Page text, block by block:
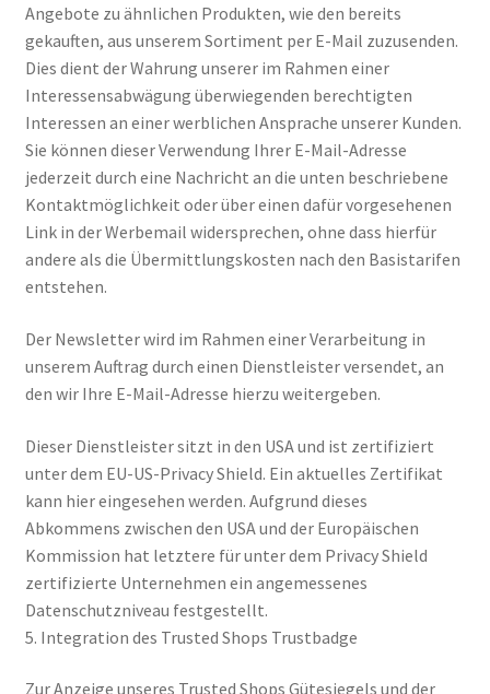
Angebote zu ähnlichen Produkten, wie den bereits
gekauften, aus unserem Sortiment per E-Mail zuzusenden.
Dies dient der Wahrung unserer im Rahmen einer
Interessensabwägung überwiegenden berechtigten
Interessen an einer werblichen Ansprache unserer Kunden.
Sie können dieser Verwendung Ihrer E-Mail-Adresse
jederzeit durch eine Nachricht an die unten beschriebene
Kontaktmöglichkeit oder über einen dafür vorgesehenen
Link in der Werbemail widersprechen, ohne dass hierfür
andere als die Übermittlungskosten nach den Basistarifen
entstehen.
Der Newsletter wird im Rahmen einer Verarbeitung in
unserem Auftrag durch einen Dienstleister versendet, an
den wir Ihre E-Mail-Adresse hierzu weitergeben.
Dieser Dienstleister sitzt in den USA und ist zertifiziert
unter dem EU-US-Privacy Shield. Ein aktuelles Zertifikat
kann hier eingesehen werden. Aufgrund dieses
Abkommens zwischen den USA und der Europäischen
Kommission hat letztere für unter dem Privacy Shield
zertifizierte Unternehmen ein angemessenes
Datenschutzniveau festgestellt.
5. Integration des Trusted Shops Trustbadge
Zur Anzeige unseres Trusted Shops Gütesiegels und der